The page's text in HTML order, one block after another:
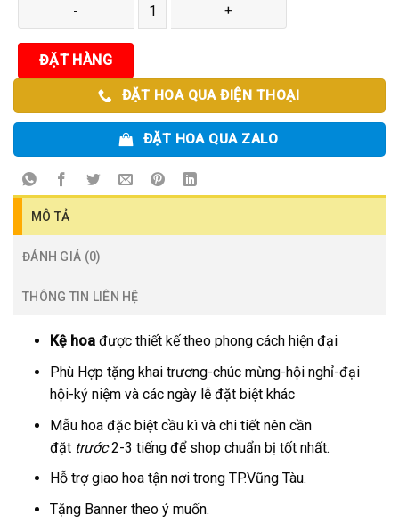
ĐẶT HÀNG
ĐẶT HOA QUA ĐIỆN THOẠI
ĐẶT HOA QUA ZALO
MÔ TẢ
ĐÁNH GIÁ (0)
THÔNG TIN LIÊN HỆ
Kệ hoa được thiết kế theo phong cách hiện đại
Phù Hợp tặng khai trương-chúc mừng-hội nghỉ-đại
hội-kỷ niệm và các ngày lễ đặt biệt khác
Mẫu hoa đặc biệt cầu kì và chi tiết nên cần
đặt trước2-3 tiếng để shop chuẩn bị tốt nhất.
Hỗ trợ giao hoa tận nơi trong TP.Vũng Tàu.
Tặng Banner theo ý muốn.